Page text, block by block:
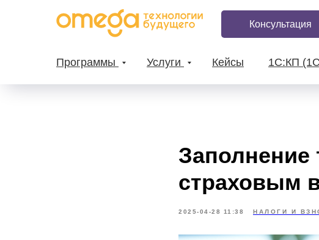
Консультация
Программы Услуги Кейсы 1С:КП
Заполнение
страховым
2025-04-28 11:38 НАЛОГИ И